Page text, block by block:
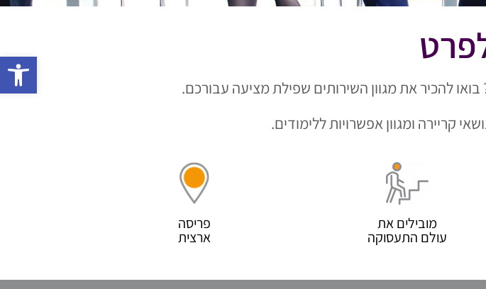
בואו להכיר את מגוון השירותים שפילת מציעה עבורכם.
קריירה ומגוון אפשרויות ללימודים.
מובילים את
עולם התעסוקה
פריסה
ארצית